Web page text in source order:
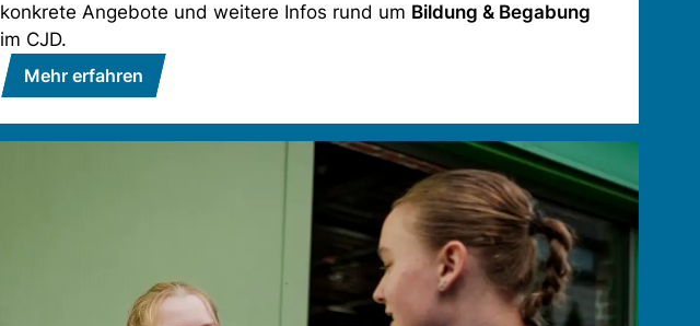
konkrete Angebote und weitere Infos rund um Bildung & Begabung
im CJD.
Mehr erfahren